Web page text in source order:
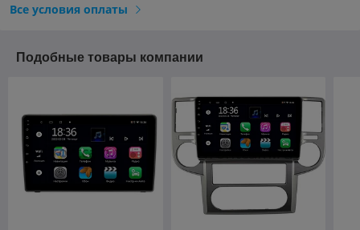
Все условия оплаты
Подобные товары компании